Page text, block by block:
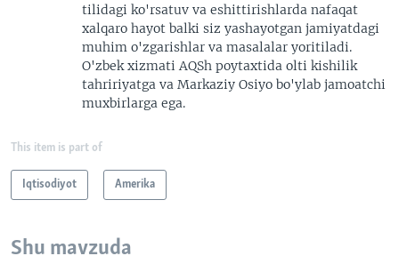
tilidagi ko'rsatuv va eshittirishlarda nafaqat
xalqaro hayot balki siz yashayotgan jamiyatdagi
muhim o'zgarishlar va masalalar yoritiladi.
O'zbek xizmati AQSh poytaxtida olti kishilik
tahririyatga va Markaziy Osiyo bo'ylab jamoatchi
muxbirlarga ega.
This item is part of
Iqtisodiyot Amerika
Shu mavzuda